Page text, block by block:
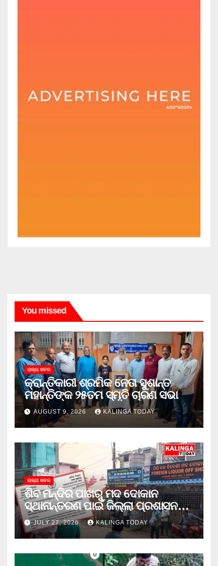
You missed
ରାଜ୍ୟ ଖବର
କ୍ରାନ୍ତିକାରୀ ଶ୍ରମିକ ନେତା ସୁଶାନ୍ତ
ମହାନ୍ତିଙ୍କ ୨୫ତମ ସ୍ମୃତି ଚାରଣ ସଭା
AUGUST 9, 2026 KALINGA TODAY
ରାଜ୍ୟ ଖବର
ଶିବ ମନ୍ଦିର ପାଖରୁ ମଦ ଦୋକାନ
ସ୍ଥାନାନ୍ତରଣ ପାଇଁ ଜିଲ୍ଲା ପ୍ରଶାସନକୁ
ଦାବି କଲେ ଅନିଲ
JULY 27, 2026 KALINGA TODAY